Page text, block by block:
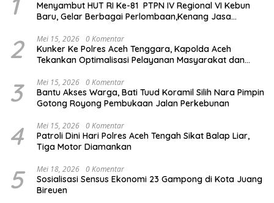
Menyambut HUT RI Ke-81 PTPN IV Regional VI Kebun
Baru, Gelar Berbagai Perlombaan,Kenang Jasa
2 Mei 15, 2026 0 Komentar
Kunker Ke Polres Aceh Tenggara, Kapolda Aceh
Tekankan Optimalisasi Pelayanan Masyarakat dan
3 Mei 15, 2026 0 Komentar
Bantu Akses Warga, Bati Tuud Koramil Silih Nara Pimpin
Gotong Royong Pembukaan Jalan Perkebunan
4 Mei 15, 2026 0 Komentar
Patroli Dini Hari Polres Aceh Tengah Sikat Balap Liar,
Tiga Motor Diamankan
5 Mei 18, 2026 0 Komentar
Sosialisasi Sensus Ekonomi 23 Gampong di Kota Juang
Bireuen